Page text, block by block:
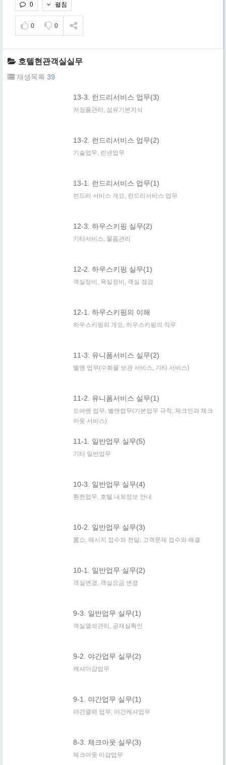
0 펼침
0 0
호텔현관객실실무
재생목록 39
13-3. 런드리서비스 업무(3)
저장품관리, 섬유기본지식
13-2. 런드리서비스 업무(2)
기술업무, 린넨업무
13-1. 런드리서비스 업무(1)
런드리 서비스 개요, 런드리서비스 업무
12-3. 하우스키핑 실무(2)
기타서비스, 물품관리
12-2. 하우스키핑 실무(1)
객실정비, 욕실정비, 객실 점검
12-1. 하우스키핑의 이해
하우스키핑의 개요, 하우스키핑의 직무
11-3. 유니폼서비스 실무(2)
벨맨 업무(수화물 보관 서비스, 기타 서비스)
11-2. 유니폼서비스 실무(1)
도어맨 업무, 벨맨업무(기본업무 규칙, 체크인과 체크
아웃 서비스)
11-1. 일반업무 실무(5)
기타 일반업무
10-3. 일반업무 실무(4)
환전업무, 호텔 내외정보 안내
10-2. 일반업무 실무(3)
룸쇼, 메시지 접수와 전달, 고객문제 접수와 해결
10-1. 일반업무 실무(2)
객실변경, 객실요금 변경
9-3. 일반업무 실무(1)
객실열쇠관리, 공재실확인
9-2. 야간업무 실무(2)
캐셔마감업무
9-1. 야간업무 실무(1)
야간클럭 업무, 야간캐셔업무
8-3. 체크아웃 실무(3)
체크아웃 마감업무